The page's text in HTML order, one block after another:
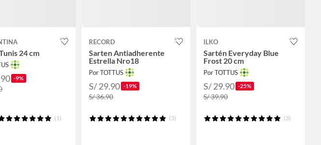
24 cm
-9%
(1)
RECORD
Sarten Antiadherente
Estrella Nro18
Por TOTTUS
S/ 29.90 -19%
S/ 36.90
(3)
ILKO
Sartén Everyday Blue
Frost 20 cm
Por TOTTUS
S/ 29.90 -25%
S/ 39.90
(3)